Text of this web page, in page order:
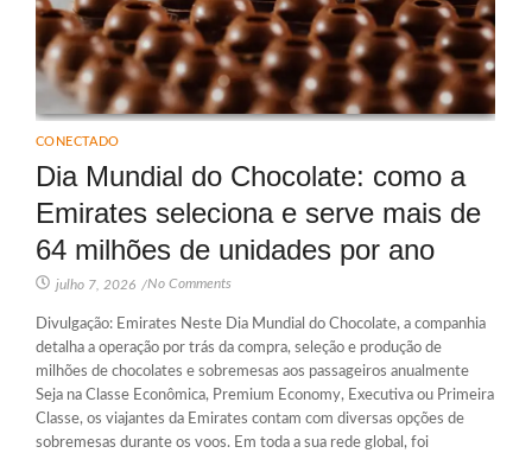
CONECTADO
Dia Mundial do Chocolate: como a
Emirates seleciona e serve mais de
64 milhões de unidades por ano
julho 7, 2026 /No Comments
Divulgação: Emirates Neste Dia Mundial do Chocolate, a companhia
detalha a operação por trás da compra, seleção e produção de
milhões de chocolates e sobremesas aos passageiros anualmente
Seja na Classe Econômica, Premium Economy, Executiva ou Primeira
Classe, os viajantes da Emirates contam com diversas opções de
sobremesas durante os voos. Em toda a sua rede global, foi